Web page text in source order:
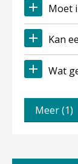
Kan
Wat
Meer (1)